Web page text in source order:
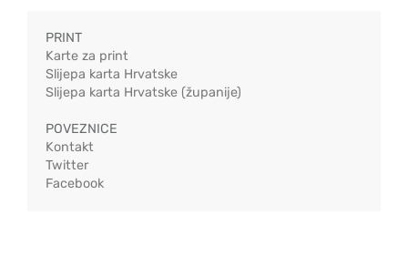
PRINT
Karte za print
Slijepa karta Hrvatske
Slijepa karta Hrvatske (županije)
POVEZNICE
Kontakt
Twitter
Facebook